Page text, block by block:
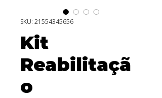
SKU: 21554345656
Kit
Reabilitaçã
o